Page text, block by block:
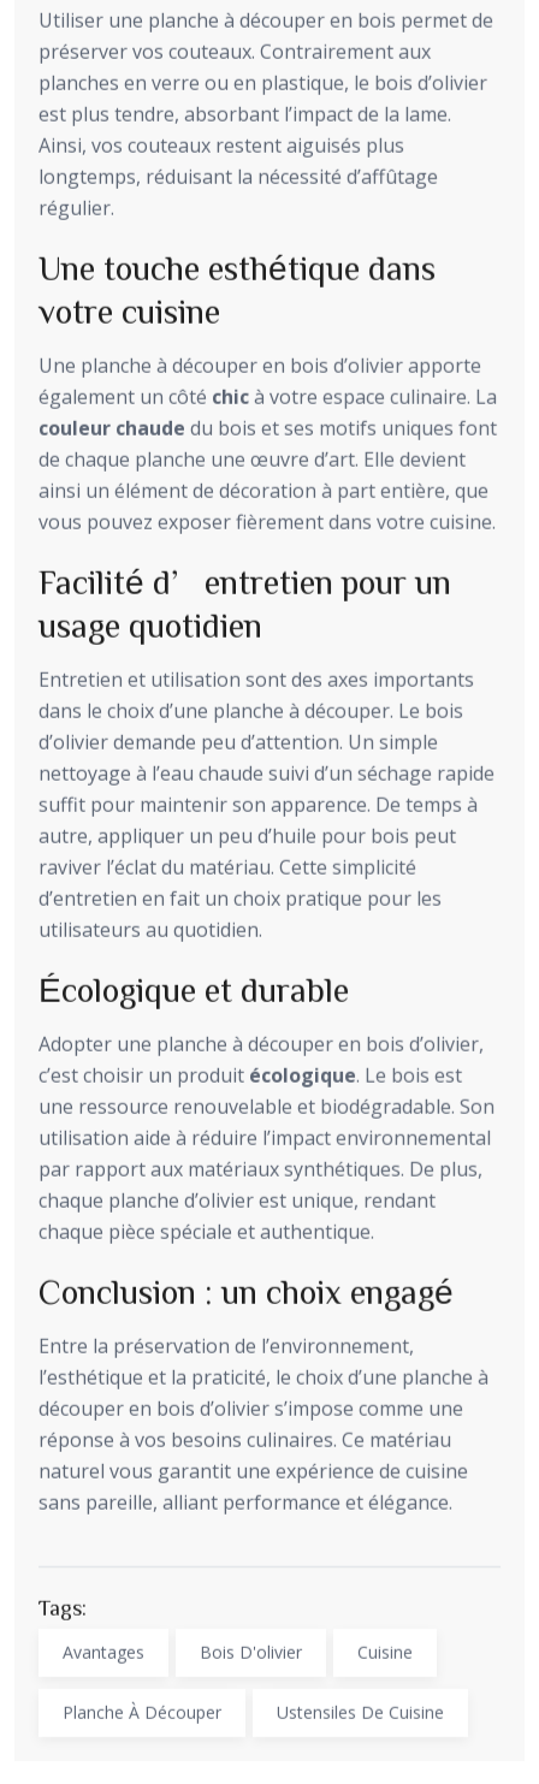
Utiliser une planche à découper en bois permet de
préserver vos couteaux. Contrairement aux
planches en verre ou en plastique, le bois d’olivier
est plus tendre, absorbant l’impact de la lame.
Ainsi, vos couteaux restent aiguisés plus
longtemps, réduisant la nécessité d’affûtage
régulier.
Une touche esthétique dans
votre cuisine
Une planche à découper en bois d’olivier apporte
également un côté chicà votre espace culinaire. La
couleur chaude du bois et ses motifs uniques font
de chaque planche une œuvre d’art. Elle devient
ainsi un élément de décoration à part entière, que
vous pouvez exposer fièrement dans votre cuisine.
Facilité d’entretien pour un
usage quotidien
Entretien et utilisation sont des axes importants
dans le choix d’une planche à découper. Le bois
d’olivier demande peu d’attention. Un simple
nettoyage à l’eau chaude suivi d’un séchage rapide
suffit pour maintenir son apparence. De temps à
autre, appliquer un peu d’huile pour bois peut
raviver l’éclat du matériau. Cette simplicité
d’entretien en fait un choix pratique pour les
utilisateurs au quotidien.
Écologique et durable
Adopter une planche à découper en bois d’olivier,
c’est choisir un produit écologique. Le bois est
une ressource renouvelable et biodégradable. Son
utilisation aide à réduire l’impact environnemental
par rapport aux matériaux synthétiques. De plus,
chaque planche d’olivier est unique, rendant
chaque pièce spéciale et authentique.
Conclusion : un choix engagé
Entre la préservation de l’environnement,
l’esthétique et la praticité, le choix d’une planche à
découper en bois d’olivier s’impose comme une
réponse à vos besoins culinaires. Ce matériau
naturel vous garantit une expérience de cuisine
sans pareille, alliant performance et élégance.
Tags:
Avantages Bois D'olivier Cuisine
Planche À Découper Ustensiles De Cuisine